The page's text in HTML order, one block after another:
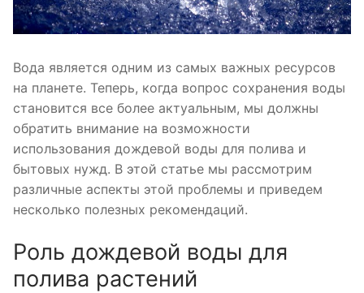
Вода является одним из самых важных ресурсов
на планете. Теперь, когда вопрос сохранения воды
становится все более актуальным, мы должны
обратить внимание на возможности
использования дождевой воды для полива и
бытовых нужд. В этой статье мы рассмотрим
различные аспекты этой проблемы и приведем
несколько полезных рекомендаций.
Роль дождевой воды для
полива растений